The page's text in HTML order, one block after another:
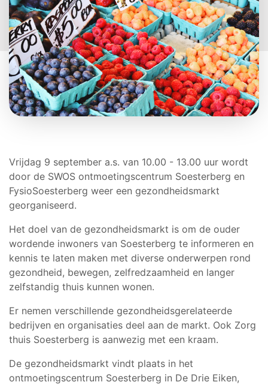
Vrijdag 9 september a.s. van 10.00 - 13.00 uur wordt
door de SWOS ontmoetingscentrum Soesterberg en
FysioSoesterberg weer een gezondheidsmarkt
georganiseerd.
Het doel van de gezondheidsmarkt is om de ouder
wordende inwoners van Soesterberg te informeren en
kennis te laten maken met diverse onderwerpen rond
gezondheid, bewegen, zelfredzaamheid en langer
zelfstandig thuis kunnen wonen.
Er nemen verschillende gezondheidsgerelateerde
bedrijven en organisaties deel aan de markt. Ook Zorg
thuis Soesterberg is aanwezig met een kraam.
De gezondheidsmarkt vindt plaats in het
ontmoetingscentrum Soesterberg in De Drie Eiken,